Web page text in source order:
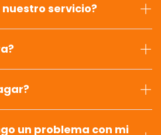
nuestro servicio?
un problema con mi